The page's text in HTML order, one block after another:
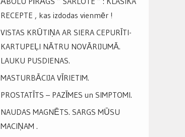
RECEPTE , kas izdodas vienmēr !
VISTAS KRŪTIŅA AR SIERA CEPURĪTI-
KARTUPEĻI NĀTRU NOVĀRIJUMĀ.
LAUKU PUSDIENAS.
MASTURBĀCIJA VĪRIETIM.
PROSTATĪTS – PAZĪMES un SIMPTOMI.
NAUDAS MAGNĒTS. SARGS MŪSU
MACIŅAM .